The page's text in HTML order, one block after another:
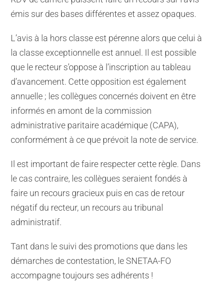
émis sur des bases différentes et assez opaques.
L’avis à la hors classe est pérenne alors que celui à
la classe exceptionnelle est annuel. Il est possible
que le recteur s’oppose à l’inscription au tableau
d’avancement. Cette opposition est également
annuelle ; les collègues concernés doivent en être
informés en amont de la commission
administrative paritaire académique (CAPA),
conformément à ce que prévoit la note de service.
Il est important de faire respecter cette règle. Dans
le cas contraire, les collègues seraient fondés à
faire un recours gracieux puis en cas de retour
négatif du recteur, un recours au tribunal
administratif.
Tant dans le suivi des promotions que dans les
démarches de contestation, le SNETAA-FO
accompagne toujours ses adhérents !